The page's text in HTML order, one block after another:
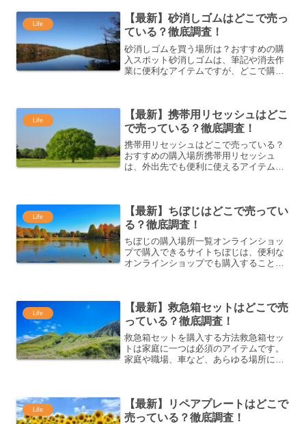
ンショップでは、手軽に自...
Life
【最新】砂消しゴムはどこで売っ
ている？徹底調査！
砂消しゴムを買う場所は？おすすめの購
入スポット砂消しゴムは、筆記や消去作
業に便利なアイテムですが、どこで購入
砂消しゴムオンラインショ...
Life
【最新】携帯用リセッシュはどこ
で売っている？徹底調査！
携帯用リセッシュはどこで売っている？
おすすめの購入場所携帯用リセッシュ
は、外出先でも便利に使えるアイテムと
りが広がり、気になるニオイ...
Life
【最新】ちぼじはどこで売ってい
る？徹底調査！
ちぼじの購入場所一覧オンラインショッ
プで購入できるサイトちぼじは、便利な
オンラインショップでも購入することが
プでは、商品を選ぶだけで...
Life
【最新】救急箱セットはどこで売
っている？徹底調査！
救急箱セットを購入する方法救急箱セッ
トは家庭に一つは必須のアイテムです。
家庭や職場、車など、あらゆる場所に備
す。最寄りのドラッグストア...
Life
【最新】リペアプレートはどこで
売っている？徹底調査！